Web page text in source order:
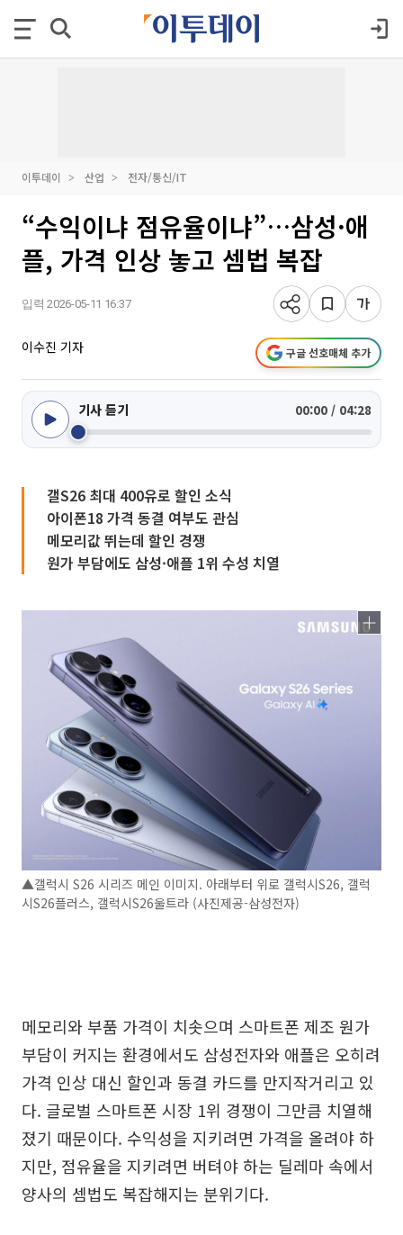
이투데이 산업 전자/통신/IT
“수익이냐 점유율이냐”…삼성·애
플, 가격 인상 놓고 셈법 복잡
입력 2026-05-11 16:37
이수진 기자 구글 선호매체 추가
기사 듣기 00:00 / 04:28
갤S26 최대 400유로 할인 소식
아이폰18 가격 동결 여부도 관심
메모리값 뛰는데 할인 경쟁
원가 부담에도 삼성·애플 1위 수성 치열
▲갤럭시 S26 시리즈 메인 이미지. 아래부터 위로 갤럭시S26, 갤럭
시S26플러스, 갤럭시S26울트라 (사진제공-삼성전자)
메모리와 부품 가격이 치솟으며 스마트폰 제조 원가
부담이 커지는 환경에서도 삼성전자와 애플은 오히려
가격 인상 대신 할인과 동결 카드를 만지작거리고 있
다. 글로벌 스마트폰 시장 1위 경쟁이 그만큼 치열해
졌기 때문이다. 수익성을 지키려면 가격을 올려야 하
지만, 점유율을 지키려면 버텨야 하는 딜레마 속에서
양사의 셈법도 복잡해지는 분위기다.